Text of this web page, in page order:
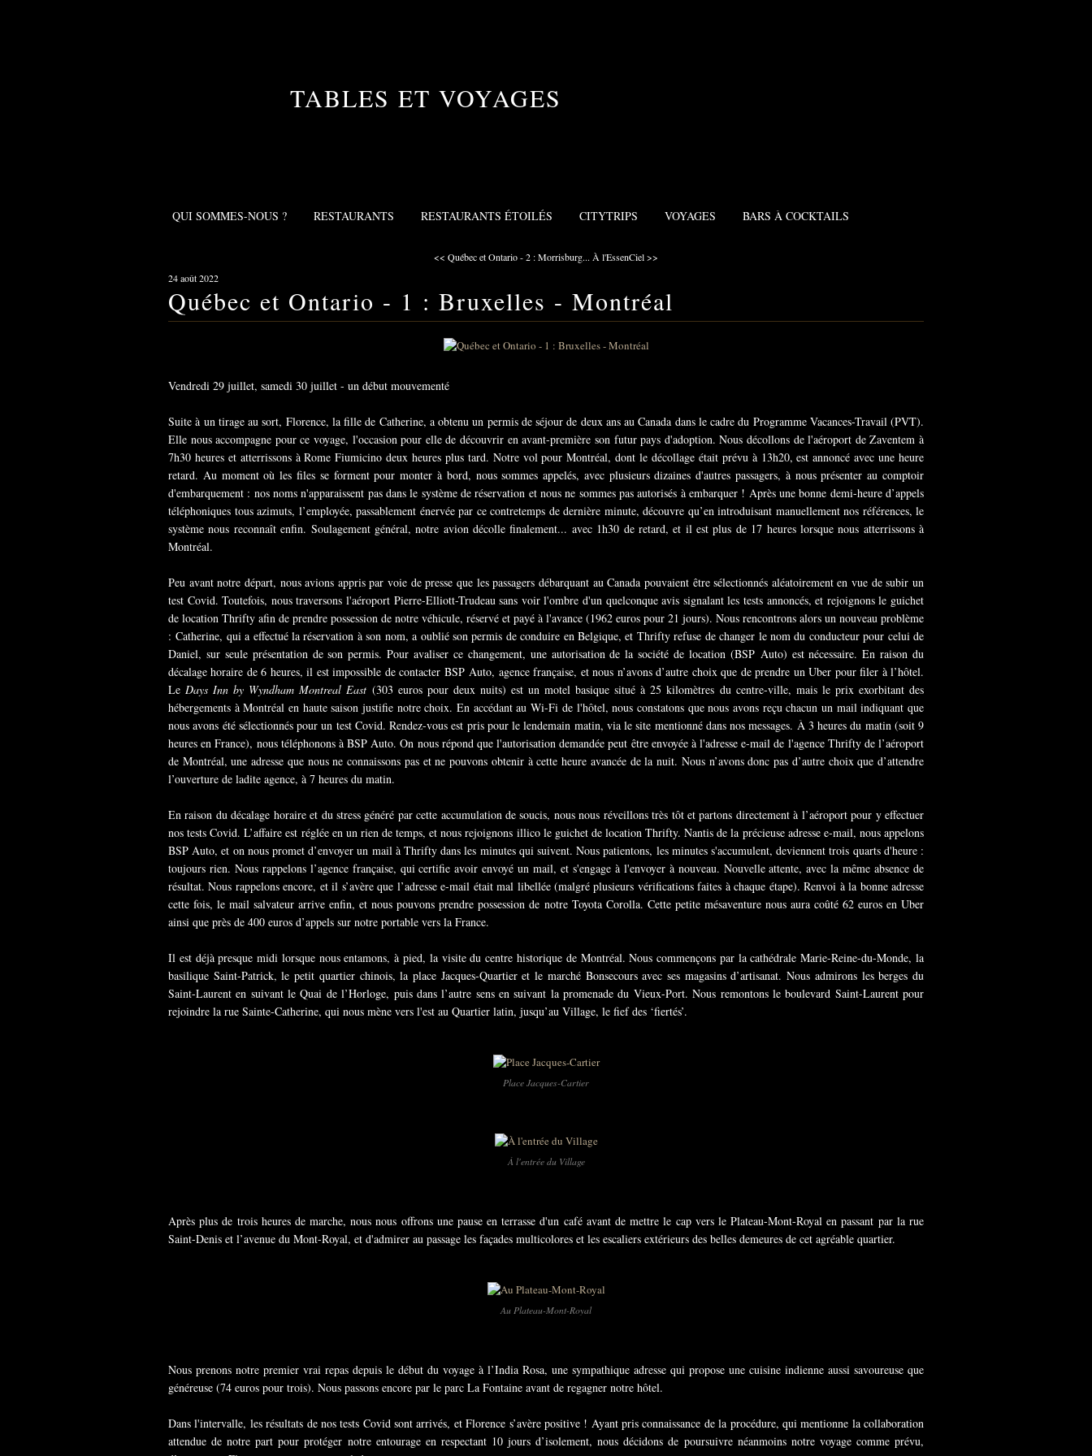
TABLES ET VOYAGES
QUI SOMMES-NOUS ? RESTAURANTS RESTAURANTS ÉTOILÉS CITYTRIPS VOYAGES BARS À COCKTAILS
<< Québec et Ontario - 2 : Morrisburg... À l'EssenCiel >>
24 août 2022
Québec et Ontario - 1 : Bruxelles - Montréal
Vendredi 29 juillet, samedi 30 juillet - un début mouvementé
Suite à un tirage au sort, Florence, la fille de Catherine, a obtenu un permis de séjour de deux ans au Canada dans le cadre du Programme Vacances-Travail (PVT).
Elle nous accompagne pour ce voyage, l'occasion pour elle de découvrir en avant-première son futur pays d'adoption. Nous décollons de l'aéroport de Zaventem à
7h30 heures et atterrissons à Rome Fiumicino deux heures plus tard. Notre vol pour Montréal, dont le décollage était prévu à 13h20, est annoncé avec une heure
retard. Au moment où les files se forment pour monter à bord, nous sommes appelés, avec plusieurs dizaines d'autres passagers, à nous présenter au comptoir
d'embarquement : nos noms n'apparaissent pas dans le système de réservation et nous ne sommes pas autorisés à embarquer ! Après une bonne demi-heure d’appels
téléphoniques tous azimuts, l’employée, passablement énervée par ce contretemps de dernière minute, découvre qu’en introduisant manuellement nos références, le
système nous reconnaît enfin. Soulagement général, notre avion décolle finalement... avec 1h30 de retard, et il est plus de 17 heures lorsque nous atterrissons à
Montréal.
Peu avant notre départ, nous avions appris par voie de presse que les passagers débarquant au Canada pouvaient être sélectionnés aléatoirement en vue de subir un
test Covid. Toutefois, nous traversons l'aéroport Pierre-Elliott-Trudeau sans voir l'ombre d'un quelconque avis signalant les tests annoncés, et rejoignons le guichet
de location Thrifty afin de prendre possession de notre véhicule, réservé et payé à l'avance (1962 euros pour 21 jours). Nous rencontrons alors un nouveau problème
: Catherine, qui a effectué la réservation à son nom, a oublié son permis de conduire en Belgique, et Thrifty refuse de changer le nom du conducteur pour celui de
Daniel, sur seule présentation de son permis. Pour avaliser ce changement, une autorisation de la société de location (BSP Auto) est nécessaire. En raison du
décalage horaire de 6 heures, il est impossible de contacter BSP Auto, agence française, et nous n’avons d’autre choix que de prendre un Uber pour filer à l’hôtel.
LeDays Inn by Wyndham Montreal East (303 euros pour deux nuits) est un motel basique situé à 25 kilomètres du centre-ville, mais le prix exorbitant des
hébergements à Montréal en haute saison justifie notre choix. En accédant au Wi-Fi de l'hôtel, nous constatons que nous avons reçu chacun un mail indiquant que
nous avons été sélectionnés pour un test Covid. Rendez-vous est pris pour le lendemain matin, via le site mentionné dans nos messages. À 3 heures du matin (soit 9
heures en France), nous téléphonons à BSP Auto. On nous répond que l'autorisation demandée peut être envoyée à l'adresse e-mail de l'agence Thrifty de l’aéroport
de Montréal, une adresse que nous ne connaissons pas et ne pouvons obtenir à cette heure avancée de la nuit. Nous n’avons donc pas d’autre choix que d’attendre
l’ouverture de ladite agence, à 7 heures du matin.
En raison du décalage horaire et du stress généré par cette accumulation de soucis, nous nous réveillons très tôt et partons directement à l’aéroport pour y effectuer
nos tests Covid. L’affaire est réglée en un rien de temps, et nous rejoignons illico le guichet de location Thrifty. Nantis de la précieuse adresse e-mail, nous appelons
BSP Auto, et on nous promet d’envoyer un mail à Thrifty dans les minutes qui suivent. Nous patientons, les minutes s'accumulent, deviennent trois quarts d'heure :
toujours rien. Nous rappelons l’agence française, qui certifie avoir envoyé un mail, et s'engage à l'envoyer à nouveau. Nouvelle attente, avec la même absence de
résultat. Nous rappelons encore, et il s’avère que l’adresse e-mail était mal libellée (malgré plusieurs vérifications faites à chaque étape). Renvoi à la bonne adresse
cette fois, le mail salvateur arrive enfin, et nous pouvons prendre possession de notre Toyota Corolla. Cette petite mésaventure nous aura coûté 62 euros en Uber
ainsi que près de 400 euros d’appels sur notre portable vers la France.
Il est déjà presque midi lorsque nous entamons, à pied, la visite du centre historique de Montréal. Nous commençons par la cathédrale Marie-Reine-du-Monde, la
basilique Saint-Patrick, le petit quartier chinois, la place Jacques-Quartier et le marché Bonsecours avec ses magasins d’artisanat. Nous admirons les berges du
Saint-Laurent en suivant le Quai de l’Horloge, puis dans l’autre sens en suivant la promenade du Vieux-Port. Nous remontons le boulevard Saint-Laurent pour
rejoindre la rue Sainte-Catherine, qui nous mène vers l'est au Quartier latin, jusqu’au Village, le fief des ‘fiertés’.
Place Jacques-Cartier
À l'entrée du Village
Après plus de trois heures de marche, nous nous offrons une pause en terrasse d'un café avant de mettre le cap vers le Plateau-Mont-Royal en passant par la rue
Saint-Denis et l’avenue du Mont-Royal, et d'admirer au passage les façades multicolores et les escaliers extérieurs des belles demeures de cet agréable quartier.
Au Plateau-Mont-Royal
Nous prenons notre premier vrai repas depuis le début du voyage à l’India Rosa, une sympathique adresse qui propose une cuisine indienne aussi savoureuse que
généreuse (74 euros pour trois). Nous passons encore par le parc La Fontaine avant de regagner notre hôtel.
Dans l'intervalle, les résultats de nos tests Covid sont arrivés, et Florence s’avère positive ! Ayant pris connaissance de la procédure, qui mentionne la collaboration
attendue de notre part pour protéger notre entourage en respectant 10 jours d’isolement, nous décidons de poursuivre néanmoins notre voyage comme prévu,